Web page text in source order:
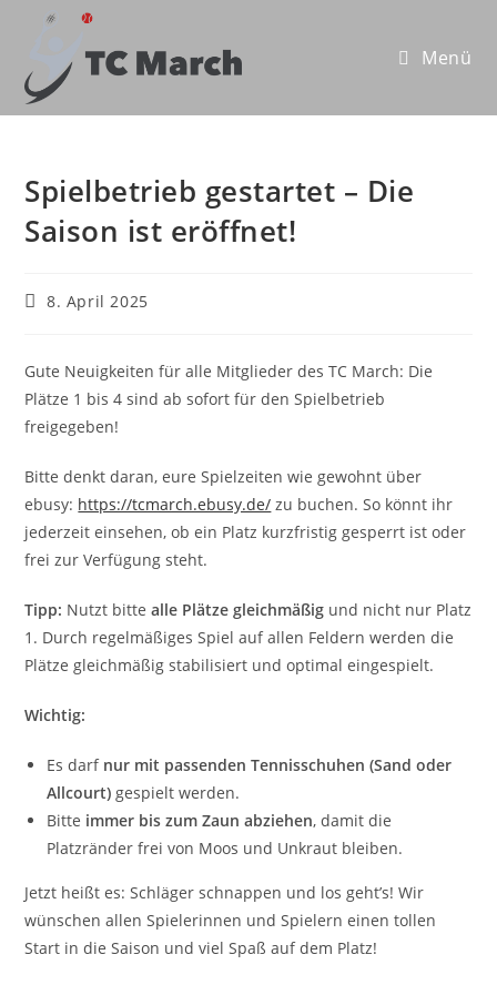
springen
Menü
Spielbetrieb gestartet – Die
Saison ist eröffnet!
Beitrag
8. April 2025
Gute Neuigkeiten für alle Mitglieder des TC March: Die
Plätze 1 bis 4 sind ab sofort für den Spielbetrieb
freigegeben!
Bitte denkt daran, eure Spielzeiten wie gewohnt über
ebusy: https://tcmarch.ebusy.de/ zu buchen. So könnt ihr
jederzeit einsehen, ob ein Platz kurzfristig gesperrt ist oder
frei zur Verfügung steht.
Tipp: Nutzt bittealle Plätze gleichmäßig und nicht nur Platz
1. Durch regelmäßiges Spiel auf allen Feldern werden die
Plätze gleichmäßig stabilisiert und optimal eingespielt.
Wichtig:
Es darf nur mit passenden Tennisschuhen (Sand oder
Allcourt) gespielt werden.
Bitte immer bis zum Zaun abziehen, damit die
Platzränder frei von Moos und Unkraut bleiben.
Jetzt heißt es: Schläger schnappen und los geht’s! Wir
wünschen allen Spielerinnen und Spielern einen tollen
Start in die Saison und viel Spaß auf dem Platz!